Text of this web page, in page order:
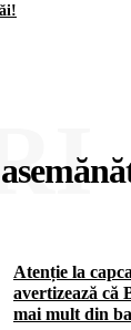
Atenție la
avertizează că
mai mult din